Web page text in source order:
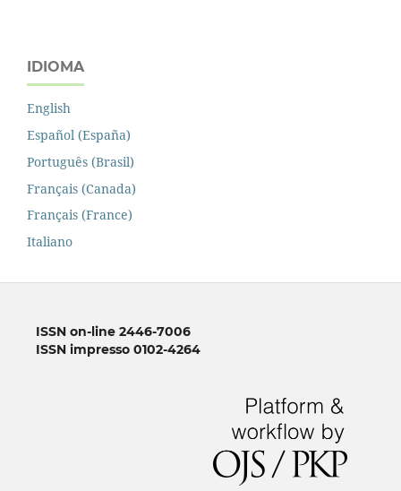
IDIOMA
English
Español (España)
Português (Brasil)
Français (Canada)
Français (France)
Italiano
ISSN on-line 2446-7006
ISSN impresso 0102-4264